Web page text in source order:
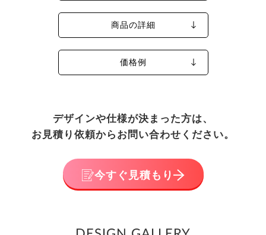
商品の詳細
価格例
デザインや仕様が決まった方は、
お見積り依頼からお問い合わせください。
今すぐ見積もり